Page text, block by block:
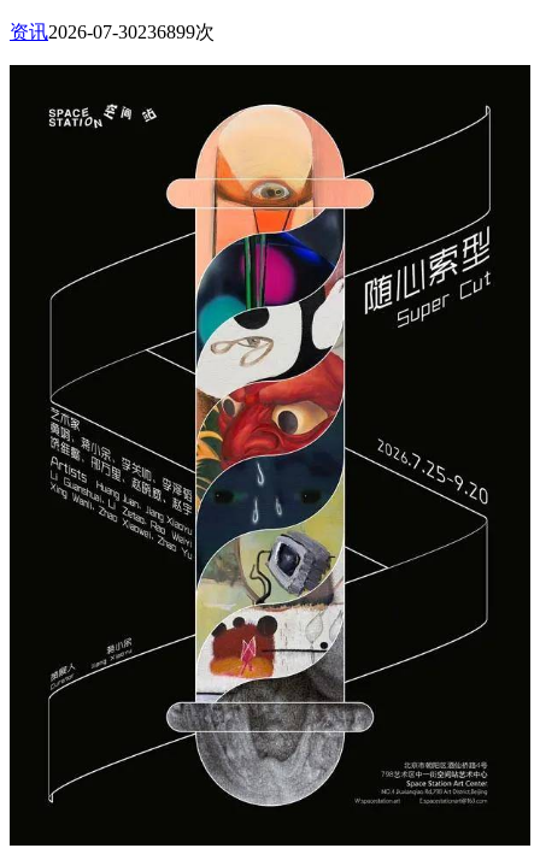
资讯2026-07-30236899次